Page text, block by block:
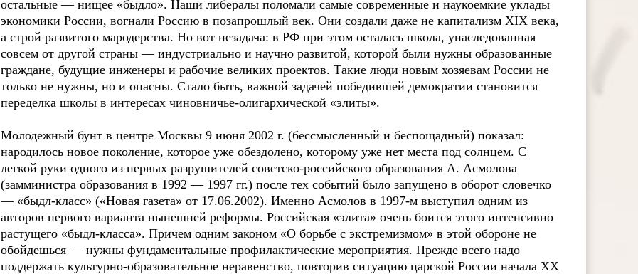
остальные — нищее «быдло». Наши либералы поломали самые современные и наукоемкие уклады
экономики России, вогнали Россию в позапрошлый век. Они создали даже не капитализм XIX века,
а строй развитого мародерства. Но вот незадача: в РФ при этом осталась школа, унаследованная
совсем от другой страны — индустриально и научно развитой, которой были нужны образованные
граждане, будущие инженеры и рабочие великих проектов. Такие люди новым хозяевам России не
только не нужны, но и опасны. Стало быть, важной задачей победившей демократии становится
переделка школы в интересах чиновничье-олигархической «элиты».
Молодежный бунт в центре Москвы 9 июня 2002 г. (бессмысленный и беспощадный) показал:
народилось новое поколение, которое уже обездолено, которому уже нет места под солнцем. С
легкой руки одного из первых разрушителей советско-российского образования А. Асмолова
(замминистра образования в 1992 — 1997 гг.) после тех событий было запущено в оборот словечко
— «быдл-класс» («Новая газета» от 17.06.2002). Именно Асмолов в 1997-м выступил одним из
авторов первого варианта нынешней реформы. Российская «элита» очень боится этого интенсивно
растущего «быдл-класса». Причем одним законом «О борьбе с экстремизмом» в этой обороне не
обойдешься — нужны фундаментальные профилактические мероприятия. Прежде всего надо
поддержать культурно-образовательное неравенство, повторив ситуацию царской России начала ХХ